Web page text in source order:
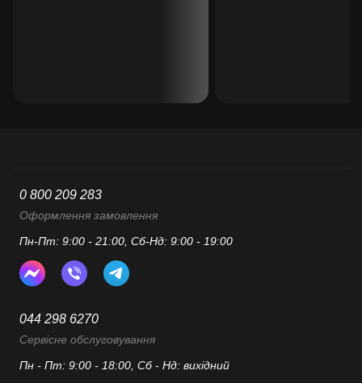
0 800 209 283
Оформлення замовлення
Пн-Пт: 9:00 - 21:00, Сб-Нд: 9:00 - 19:00
044 298 6270
Сервісне обслуговування
Пн - Пт: 9:00 - 18:00, Сб - Нд: вихідний